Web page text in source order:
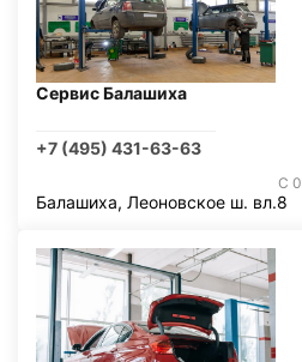
Сервис Балашиха
+7 (495) 431-63-63
С
Балашиха, Леоновское ш. вл.8